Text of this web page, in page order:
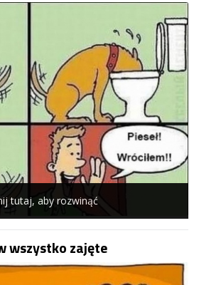
tutaj, aby rozwinąć
wszystko zajęte